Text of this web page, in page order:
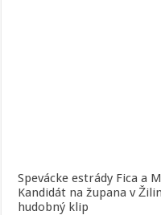
Spevácke estrády Fica a
Kandidát na župana v
hudobný klip